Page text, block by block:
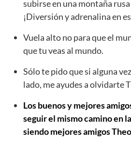
subirse en una montaña
¡Diversión y adrenalina en
Vuela alto no para que el
que tu veas al mundo.
Sólo te pido que si alguna
lado, me ayudes a olvidarte
Los buenos y mejores
seguir el mismo camino en
siendo mejores amigos